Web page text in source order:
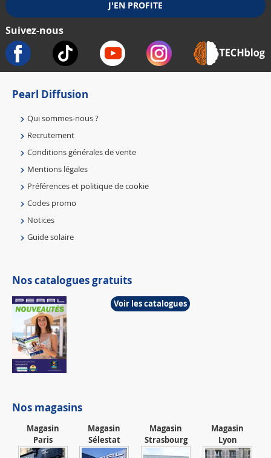
Suivez-nous
Pearl Diffusion
Qui sommes-nous ?
Recrutement
Conditions générales de vente
Mentions légales
Préférences et politique de cookie
Codes promo
Notices
Guide solaire
Nos catalogues gratuits
Voir les catalogues
Nos magasins
Magasin
Paris
Magasin
Sélestat
Magasin
Strasbourg
Magasin
Lyon